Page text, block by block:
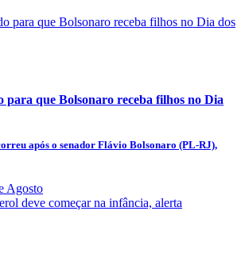
para que Bolsonaro receba filhos no Dia
após o senador Flávio Bolsonaro (PL-RJ),
Agosto